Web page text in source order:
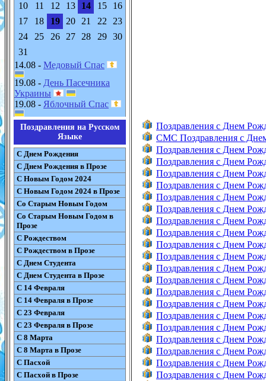
10
11 12 13 14 15
16
17
18 19 20 21 22
23
24
25 26 27 28 29
30
31
14.08 - Медовый Спас
19.08 - День Пасечника
Украины
19.08 - Яблочный Спас
Поздравления на Русском
Языке
С Днем Рождения
С Днем Рождения в Прозе
С Новым Годом 2024
С Новым Годом 2024 в Прозе
Со Старым Новым Годом
Со Старым Новым Годом в
Прозе
С Рождеством
С Рождеством в Прозе
С Днем Студента
С Днем Студента в Прозе
С 14 Февраля
С 14 Февраля в Прозе
С 23 Февраля
С 23 Февраля в Прозе
С 8 Марта
С 8 Марта в Прозе
С Пасхой
С Пасхой в Прозе
Поздравления с Днем
СМС Поздравления с
Поздравления с Днем
Поздравления с Днем
Поздравления с Днем
Поздравления с Днем
Поздравления с Днем
Поздравления с Днем
Поздравления с Днем
Поздравления с Днем
Поздравления с Днем
Поздравления с Днем
Поздравления с Днем
Поздравления с Днем
Поздравления с Днем
Поздравления с Днем
Поздравления с Днем
Поздравления с Днем
Поздравления с Днем
Поздравления с Днем
Поздравления с Днем
Поздравления с Днем